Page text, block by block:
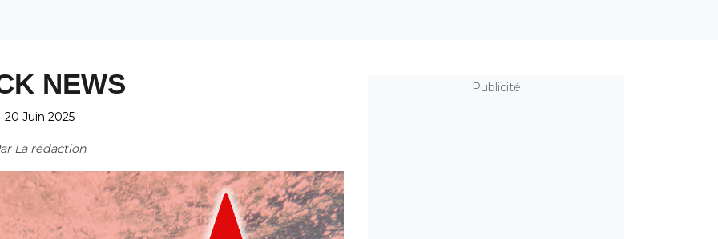
NEWS
20 Juin 2025
La rédaction
Publicité